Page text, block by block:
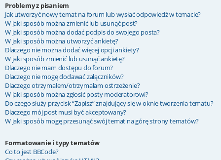
Problemy z pisaniem
Jak utworzyć nowy temat na forum lub wysłać odpowiedź w temacie?
W jaki sposób można zmienić lub usunąć post?
W jaki sposób można dodać podpis do swojego posta?
W jaki sposób można utworzyć ankietę?
Dlaczego nie można dodać więcej opcji ankiety?
W jaki sposób zmienić lub usunąć ankietę?
Dlaczego nie mam dostępu do forum?
Dlaczego nie mogę dodawać załączników?
Dlaczego otrzymałem/otrzymałam ostrzeżenie?
W jaki sposób można zgłosić posty moderatorowi?
Do czego służy przycisk “Zapisz” znajdujący się w oknie tworzenia tematu?
Dlaczego mój post musi być akceptowany?
W jaki sposób mogę przesunąć swój temat na górę strony tematów?
Formatowanie i typy tematów
Co to jest BBCode?